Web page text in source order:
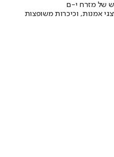
של מזרח י-ם
אמנות, וכיכרות משופצות